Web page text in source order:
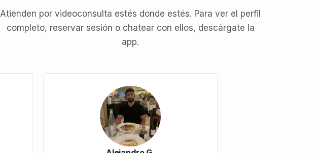
Atienden por videoconsulta estés donde estés. Para ver el perfil
completo, reservar sesión o chatear con ellos, descárgate la
app.